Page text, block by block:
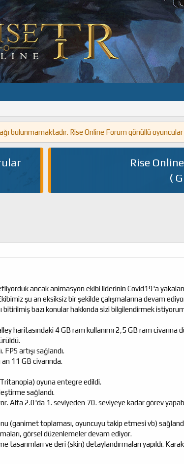
bulunmamaktadır. Rise Online Forum gönüllü
Rise
(
ancak animasyon ekibi liderinin Covid19'a
şu an eksiksiz bir şekilde çalışmalarına devam
bitirilmiş bazı konular hakkında sizi bilgilendirmek
haritasındaki 4 GB ram kullanımı 2,5 GB ram civarına
artışı sağlandı.
11 GB civarında.
oyuna entegre edildi.
sağlandı.
Alfa 2.0'da 1. seviyeden 70. seviyeye kadar görev
(ganimet toplaması, oyuncuyu takip etmesi vb)
görsel düzenlemeler devam ediyor.
tasarımları ve deri (skin) detaylandırmaları yapıldı.